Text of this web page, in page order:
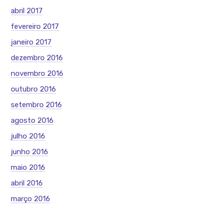
abril 2017
fevereiro 2017
janeiro 2017
dezembro 2016
novembro 2016
outubro 2016
setembro 2016
agosto 2016
julho 2016
junho 2016
maio 2016
abril 2016
março 2016